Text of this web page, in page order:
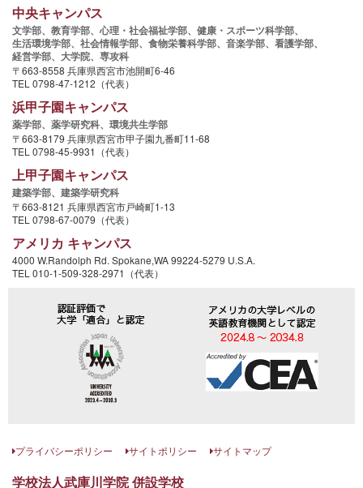
中央キャンパス
文学部、 教育学部、 心理・社会福祉学部、 健康・スポーツ科学部、
生活環境学部、 社会情報学部、 食物栄養科学部、 音楽学部、 看護学部、
経営学部、 大学院、 専攻科
〒663-8558 兵庫県西宮市池開町6-46
TEL 0798-47-1212（代表）
浜甲子園キャンパス
薬学部、 薬学研究科、 環境共生学部
〒663-8179 兵庫県西宮市甲子園九番町11-68
TEL 0798-45-9931（代表）
上甲子園キャンパス
建築学部、 建築学研究科
〒663-8121 兵庫県西宮市戸崎町1-13
TEL 0798-67-0079（代表）
アメリカ キャンパス
4000 W.Randolph Rd. Spokane,WA 99224-5279 U.S.A.
TEL 010-1-509-328-2971（代表）
プライバシーポリシー サイトポリシー サイトマップ
学校法人武庫川学院 併設学校